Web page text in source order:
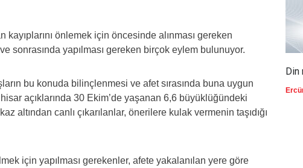
önlemek için öncesinde alınması gereken
sonrasında yapılması gereken birçok eylem bulunuyor.
bu konuda bilinçlenmesi ve afet sırasında buna uygun
açıklarında 30 Ekim’de yaşanan 6,6 büyüklüğündeki
altından canlı çıkarılanlar, önerilere kulak vermenin taşıdığı
için yapılması gerekenler, afete yakalanılan yere göre
Din